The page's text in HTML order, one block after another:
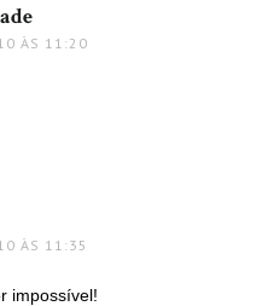
ÀS 11:20
ÀS 11:35
impossível!